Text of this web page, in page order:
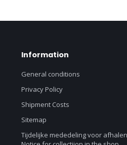
Information
General conditions
Privacy Policy
Shipment Costs
Sitemap
Tijdelijke mededeling voor